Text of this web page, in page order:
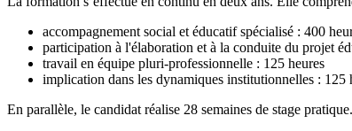
accompagnement social et éducatif spécialisé : 400
participation à l'élaboration et à la conduite du projet
travail en équipe pluri-professionnelle : 125 heures
implication dans les dynamiques institutionnelles : 125
En parallèle, le candidat réalise 28 semaines de stage pratique.